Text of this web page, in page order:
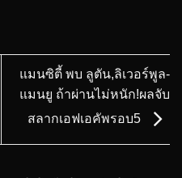
แมนซิตี้ พบ ลูตัน,ลิเวอร์พูล-
แมนยู ถ้าผ่านไม่หนัก!ผลจับ
สลากเอฟเอคัพรอบ5